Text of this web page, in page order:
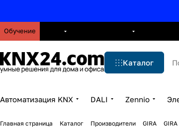
Обучение
Каталог
Автоматизация KNX DALI Zennio
Главная страница Каталог Производители GIRA